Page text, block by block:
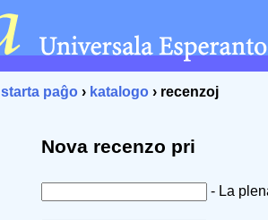
starta paĝo › katalogo › recenzoj
Nova recenzo pri
- La